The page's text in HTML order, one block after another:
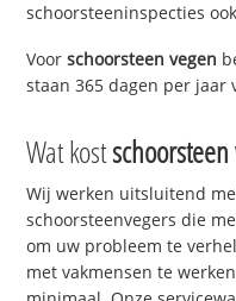
schoorsteeninspecties
Voorschoorsteen vegen
staan 365 dagen per jaar
Wat kost
Wij werken uitsluitend
schoorsteenvegers die
om uw probleem te
met vakmensen te